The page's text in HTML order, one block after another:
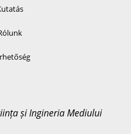
și Ingineria Mediului